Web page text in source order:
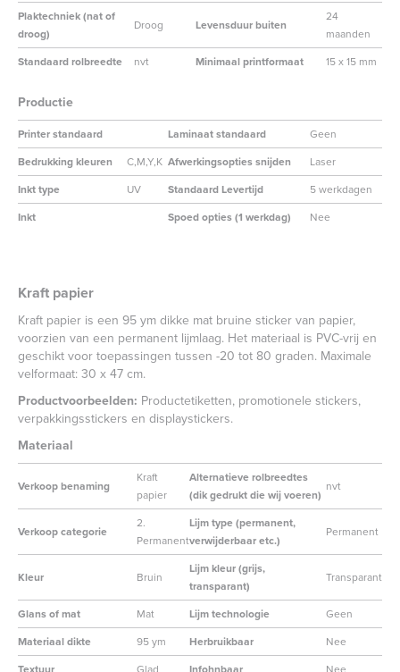
Plaktechniek (nat of
droog)
Droog Levensduur buiten
24
maanden
Standaard rolbreedte
nvt Minimaal printformaat 15 x 15 mm
Productie
Printer standaard Laminaat standaard
Geen
Bedrukking kleuren
C,M,Y,K Afwerkingsopties snijden
Laser
Inkt type
UV Standaard Levertijd
5 werkdagen
Inkt
Spoed opties (1 werkdag) Nee
Kraft papier
Kraft papier is een 95 ym dikke mat bruine sticker van papier,
voorzien van een permanent lijmlaag. Het materiaal is PVC-vrij en
geschikt voor toepassingen tussen -20 tot 80 graden. Maximale
velformaat: 30 x 47 cm.
Productvoorbeelden: Productetiketten, promotionele stickers,
verpakkingsstickers en displaystickers.
Materiaal
Verkoop benaming
Kraft
papier
Alternatieve rolbreedtes
(dik gedrukt die wij voeren)
nvt
Verkoop categorie
2.
Permanent
Lijm type (permanent,
verwijderbaar etc.)
Permanent
Kleur Bruin
Lijm kleur (grijs,
transparant)
Transparant
Glans of mat Mat Lijm technologie
Geen
Materiaal dikte
95 ym Herbruikbaar
Nee
Textuur
Glad Infohnbaar
Nee